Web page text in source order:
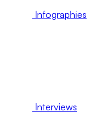
Infographies
Interviews